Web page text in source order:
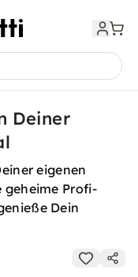
Deiner
eigenen
Profi-
Dein